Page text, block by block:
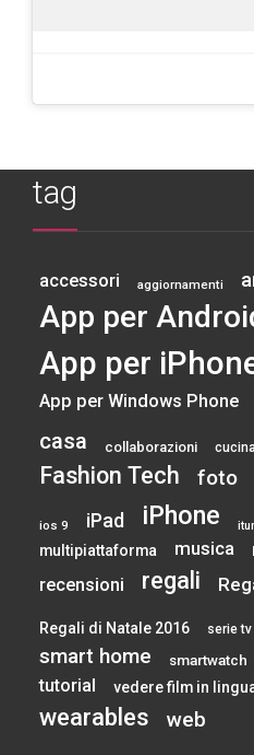
tag
accessori aggiornamenti
App per
App per
App per Windows Phone
casa collaborazioni
Fashion Tech foto
ios 9 iPad iPhone
multipiattaforma musica
recensioni regali
Regali di Natale 2016 serie tv
smart home smartwatch
tutorial vedere film in
wearables web